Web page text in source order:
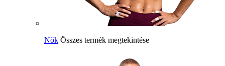
Nők Összes termék megtekintése